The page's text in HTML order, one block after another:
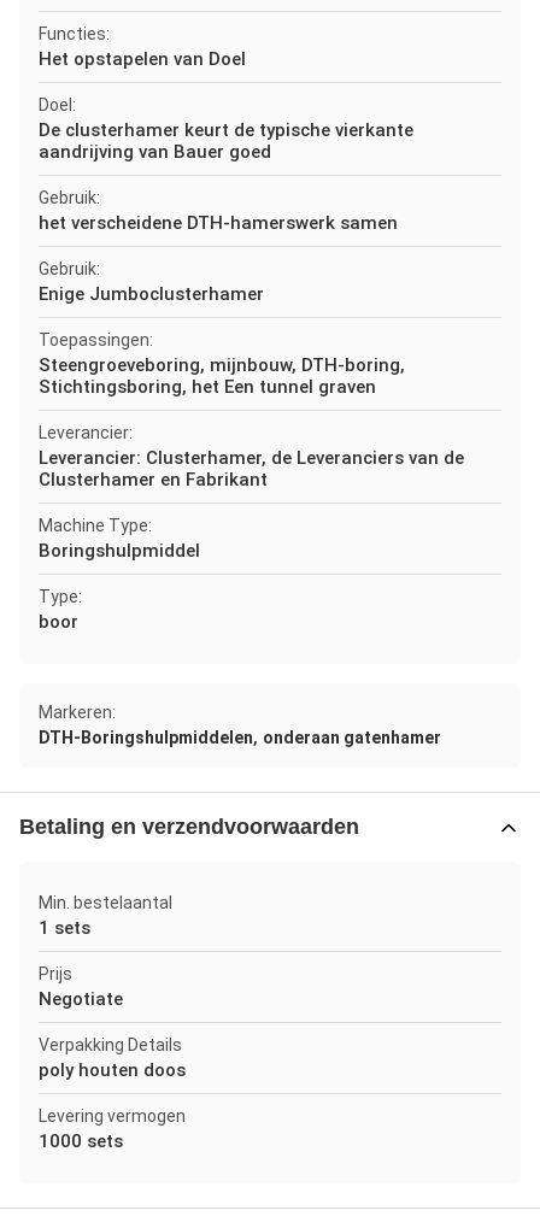
Functies:
Het opstapelen van Doel
Doel:
De clusterhamer keurt de typische vierkante
aandrijving van Bauer goed
Gebruik:
het verscheidene DTH-hamerswerk samen
Gebruik:
Enige Jumboclusterhamer
Toepassingen:
Steengroeveboring, mijnbouw, DTH-boring,
Stichtingsboring, het Een tunnel graven
Leverancier:
Leverancier: Clusterhamer, de Leveranciers van de
Clusterhamer en Fabrikant
Machine Type:
Boringshulpmiddel
Type:
boor
Markeren:
DTH-Boringshulpmiddelen, onderaan gatenhamer
Betaling en verzendvoorwaarden
Min. bestelaantal
1 sets
Prijs
Negotiate
Verpakking Details
poly houten doos
Levering vermogen
1000 sets